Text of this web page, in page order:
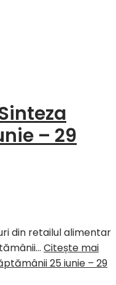
– 29
din retailul alimentar
Citește mai
25 iunie – 29